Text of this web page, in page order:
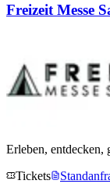
Freizeit Messe
Erleben, entdecken,
Tickets